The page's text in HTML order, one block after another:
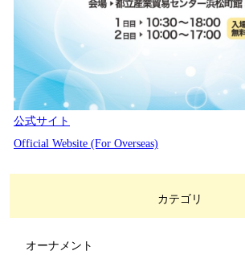
公式サイト
Official Website (For Overseas)
カテゴリ
オーナメント